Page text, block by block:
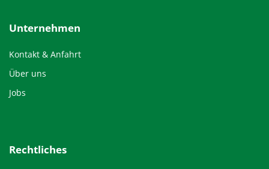
Unternehmen
Kontakt & Anfahrt
Über uns
Jobs
Rechtliches